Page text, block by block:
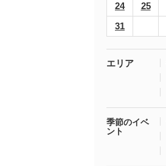
24
25
31
エリア
季節のイベ
ント